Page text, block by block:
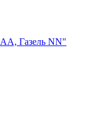
Газель NN"